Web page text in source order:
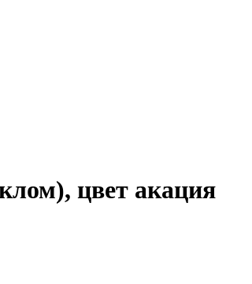
цвет акация